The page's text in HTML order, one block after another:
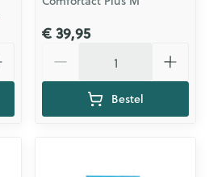
€ 39,95
Bestel